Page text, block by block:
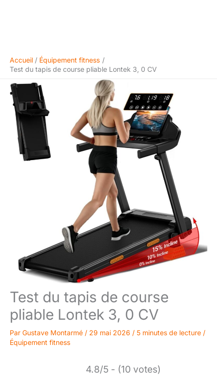
Accueil
Équipement fitness
Test du tapis de course pliable Lontek 3, 0 CV
Test du tapis de course
pliable Lontek 3, 0 CV
Par Gustave Montarmé / 29 mai 2026 / 5 minutes de lecture /
Équipement fitness
4.8/5 - (10 votes)